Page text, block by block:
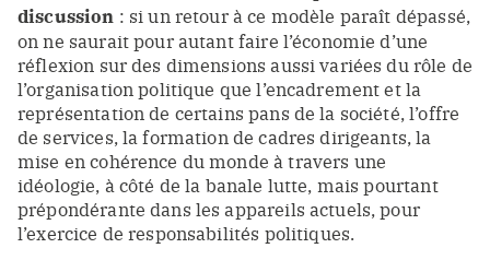
discussion : si un retour à ce modèle paraît dépassé,
on ne saurait pour autant faire l’économie d’une
réflexion sur des dimensions aussi variées du rôle de
l’organisation politique que l’encadrement et la
représentation de certains pans de la société, l’offre
de services, la formation de cadres dirigeants, la
mise en cohérence du monde à travers une
idéologie, à côté de la banale lutte, mais pourtant
prépondérante dans les appareils actuels, pour
l’exercice de responsabilités politiques.